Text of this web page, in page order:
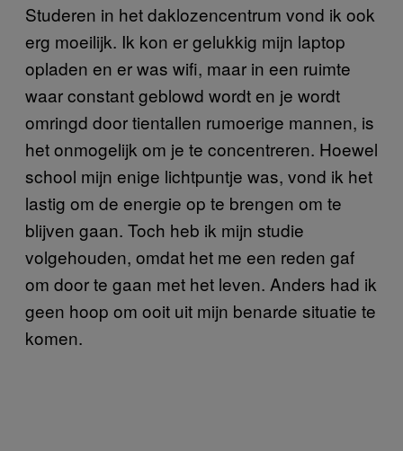
Studeren in het daklozencentrum vond ik ook
erg moeilijk. Ik kon er gelukkig mijn laptop
opladen en er was wifi, maar in een ruimte
waar constant geblowd wordt en je wordt
omringd door tientallen rumoerige mannen, is
het onmogelijk om je te concentreren. Hoewel
school mijn enige lichtpuntje was, vond ik het
lastig om de energie op te brengen om te
blijven gaan. Toch heb ik mijn studie
volgehouden, omdat het me een reden gaf
om door te gaan met het leven. Anders had ik
geen hoop om ooit uit mijn benarde situatie te
komen.